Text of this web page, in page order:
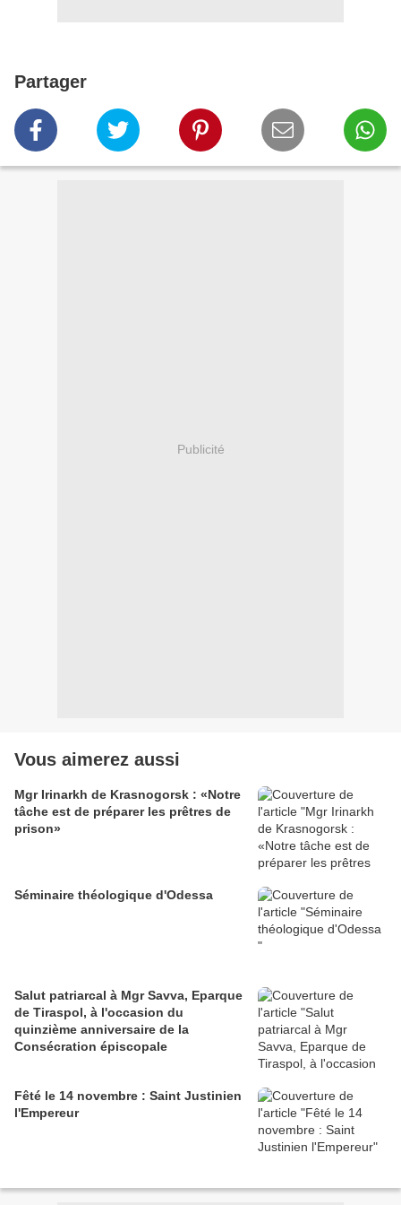
Partager
Publicité
Vous aimerez aussi
Mgr Irinarkh de Krasnogorsk : «Notre
tâche est de préparer les prêtres de
prison»
Séminaire théologique d'Odessa
Salut patriarcal à Mgr Savva, Eparque
de Tiraspol, à l'occasion du
quinzième anniversaire de la
Consécration épiscopale
Fêté le 14 novembre : Saint Justinien
l'Empereur